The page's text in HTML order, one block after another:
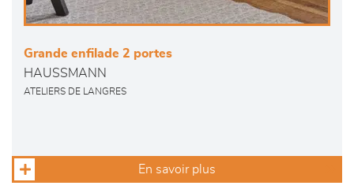
Grande enfilade 2 portes
HAUSSMANN
ATELIERS DE LANGRES
En savoir plus